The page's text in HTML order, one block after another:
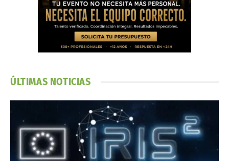
ÚLTIMAS NOTICIAS